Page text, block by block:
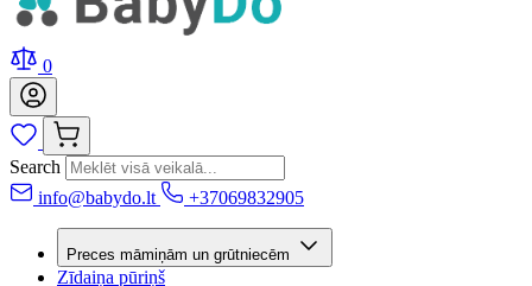
0
Search
info@babydo.lt
+37069832905
Preces māmiņām un grūtniecēm
Zīdaiņa pūriņš